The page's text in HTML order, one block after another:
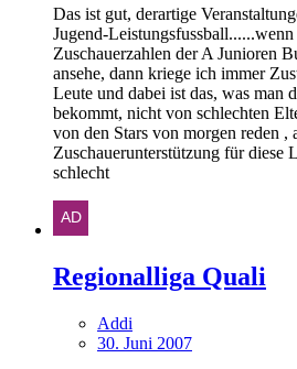
Das ist gut, derartige
Jugend-
Zuschauerzahlen der A Junioren
ansehe, dann kriege ich immer
Leute und dabei ist das, was man
bekommt, nicht von schlechten
von den Stars von morgen reden ,
Zuschauerunterstützung für diese
schlecht
Regionalliga Quali
Addi
30. Juni 2007